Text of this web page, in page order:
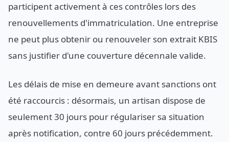
participent activement à ces contrôles lors des
renouvellements d'immatriculation. Une entreprise
ne peut plus obtenir ou renouveler son extrait KBIS
sans justifier d'une couverture décennale valide.
Les délais de mise en demeure avant sanctions ont
été raccourcis : désormais, un artisan dispose de
seulement 30 jours pour régulariser sa situation
après notification, contre 60 jours précédemment.